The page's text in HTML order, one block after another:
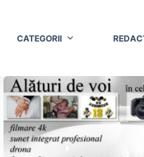
CATEGORII